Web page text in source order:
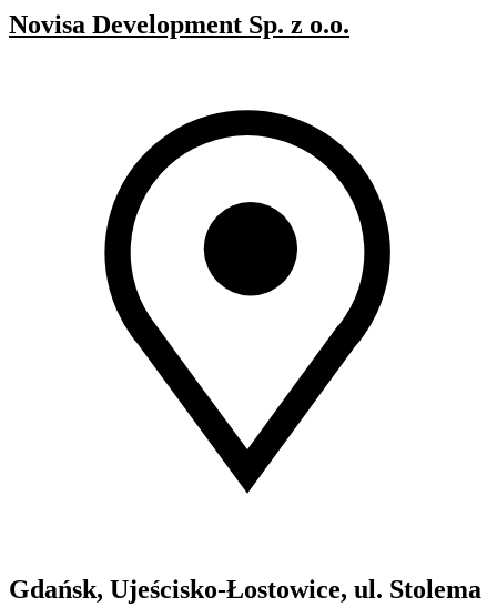
Novisa Development Sp. z o.o.
Gdańsk, Ujeścisko-Łostowice, ul. Stolema